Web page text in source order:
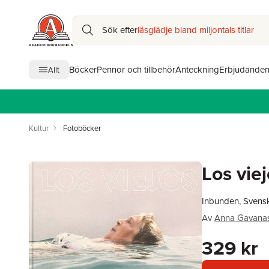
Sök efterläsglädje bland miljontals titlar
Allt BöckerPennor och tillbehörAnteckningErbjudanden
Kultur Fotoböcker
Los
Inbunden,
AvAnna
329 kr